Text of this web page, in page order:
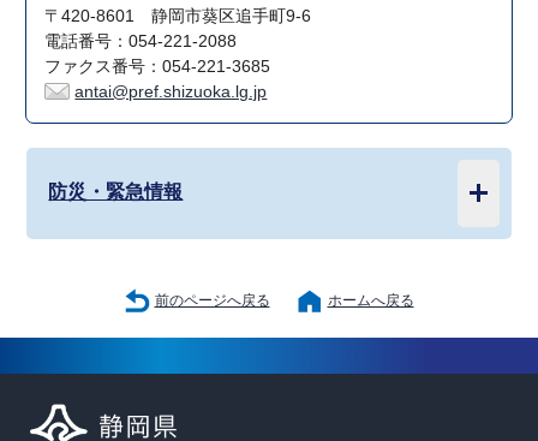
〒420-8601 静岡市葵区追手町9-6
電話番号：054-221-2088
ファクス番号：054-221-3685
antai@pref.shizuoka.lg.jp
防災・緊急情報
前のページへ戻る ホームへ戻る